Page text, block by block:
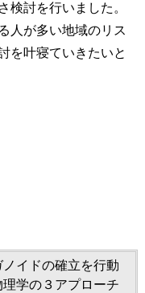
検討を行いました。
人が多い地域のリス
を叶寝ていきたいと
イドの確立を行動
学の３アプローチ